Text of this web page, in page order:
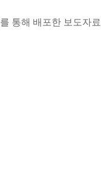
통해 배포한 보도자